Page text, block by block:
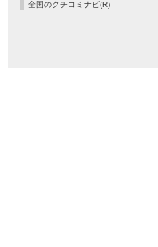
全国のクチコミナビ(R)